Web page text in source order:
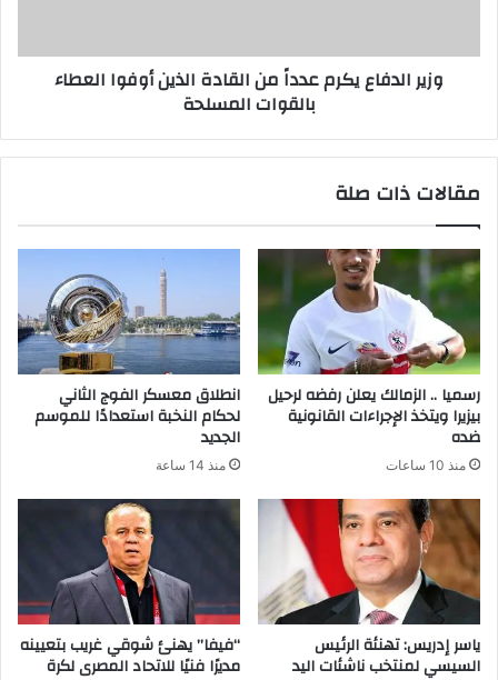
وزير الدفاع يكرم عدداً من القادة الذين أوفوا العطاء
بالقوات المسلحة
مقالات ذات صلة
رسميا .. الزمالك يعلن رفضه لرحيل
بيزيرا ويتخذ الإجراءات القانونية
ضده
منذ 10 ساعات
انطلاق معسكر الفوج الثاني
لحكام النخبة استعدادًا للموسم
الجديد
منذ 14 ساعة
ياسر إدريس: تهنئة الرئيس
السيسي لمنتخب ناشئات اليد
“فيفا” يهنئ شوقي غريب بتعيينه
مديرًا فنيًا للاتحاد المصرى لكرة